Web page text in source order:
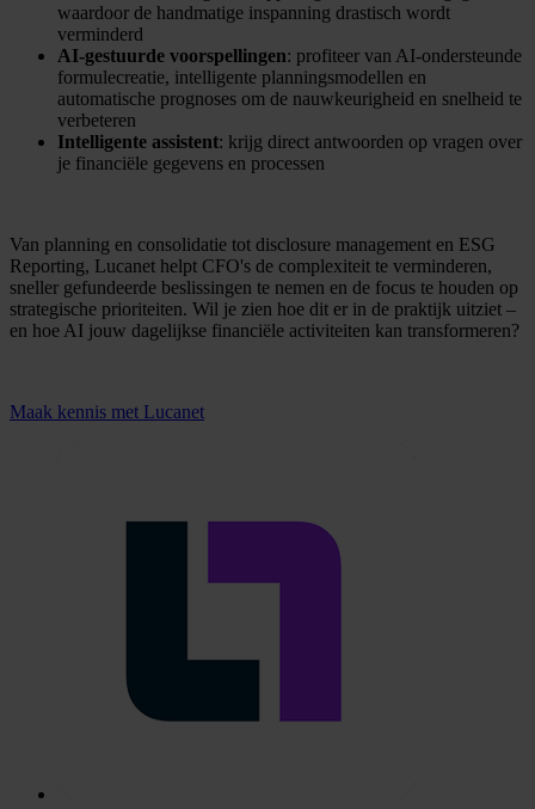
waardoor de handmatige inspanning drastisch wordt
verminderd
AI-gestuurde voorspellingen: profiteer van AI-ondersteunde
formulecreatie, intelligente planningsmodellen en
automatische prognoses om de nauwkeurigheid en snelheid te
verbeteren
Intelligente assistent: krijg direct antwoorden op vragen over
je financiële gegevens en processen
Van planning en consolidatie tot disclosure management en ESG
Reporting, Lucanet helpt CFO's de complexiteit te verminderen,
sneller gefundeerde beslissingen te nemen en de focus te houden op
strategische prioriteiten. Wil je zien hoe dit er in de praktijk uitziet –
en hoe AI jouw dagelijkse financiële activiteiten kan transformeren?
Maak kennis met Lucanet